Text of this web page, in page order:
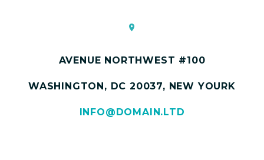
AVENUE NORTHWEST #100
WASHINGTON, DC 20037, NEW YOURK
INFO@DOMAIN.LTD